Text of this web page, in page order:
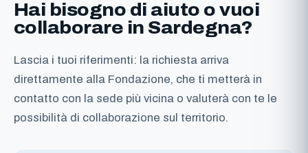
Hai bisogno di aiuto o vuoi
collaborare in Sardegna?
Lascia i tuoi riferimenti: la richiesta arriva
direttamente alla Fondazione, che ti metterà in
contatto con la sede più vicina o valuterà con te le
possibilità di collaborazione sul territorio.